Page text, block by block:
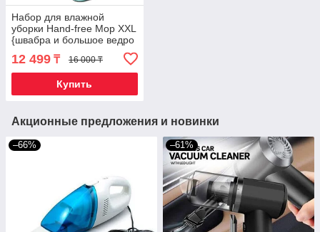
Набор для влажной
уборки Hand-free Mop XXL
{швабра и большое ведро
с механизмом отжима +
насадки}
12 499 ₸ 16 000 ₸
Купить
Акционные предложения и новинки
–66% –61%